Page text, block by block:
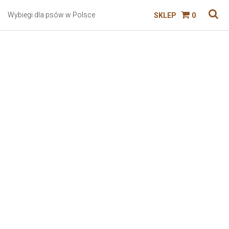
Wybiegi dla psów w Polsce SKLEP 0